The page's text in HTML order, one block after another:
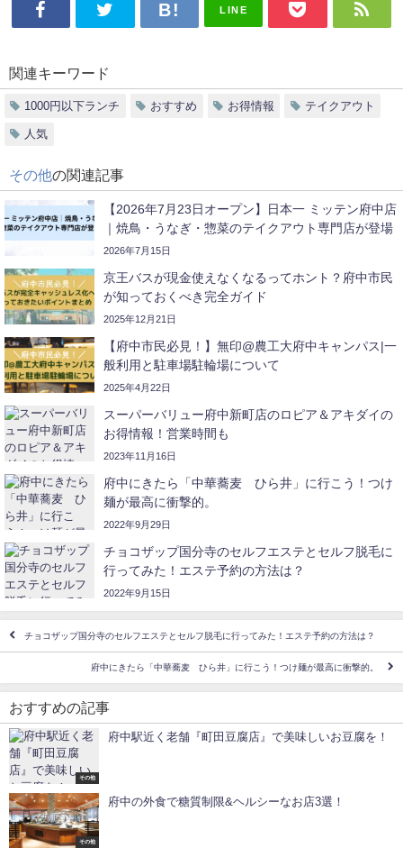
LINE
関連キーワード
1000円以下ランチ おすすめ お得情報 テイクアウト
人気
その他の関連記事
【2026年7月23日オープン】日本一 ミッテン府中店
｜焼鳥・うなぎ・惣菜のテイクアウト専門店が登場
2026年7月15日
京王バスが現金使えなくなるってホント？府中市民
が知っておくべき完全ガイド
2025年12月21日
【府中市民必見！】無印@農工大府中キャンパス|一
般利用と駐車場駐輪場について
2025年4月22日
スーパーバリュー府中新町店のロピア＆アキダイの
お得情報！営業時間も
2023年11月16日
府中にきたら「中華蕎麦 ひら井」に行こう！つけ
麺が最高に衝撃的。
2022年9月29日
チョコザップ国分寺のセルフエステとセルフ脱毛に
行ってみた！エステ予約の方法は？
2022年9月15日
チョコザップ国分寺のセルフエステとセルフ脱毛に行ってみた！エステ予約の方法は？
府中にきたら「中華蕎麦 ひら井」に行こう！つけ麺が最高に衝撃的。
おすすめの記事
その他
府中駅近く老舗『町田豆腐店』で美味しいお豆腐を！
その他
府中の外食で糖質制限&ヘルシーなお店3選！